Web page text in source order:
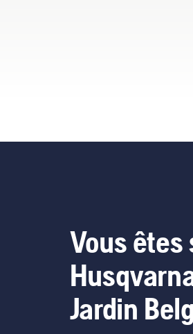
Vous
Jardin